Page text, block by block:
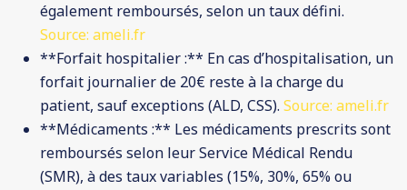
également remboursés, selon un taux défini.
Source: ameli.fr
**Forfait hospitalier :** En cas d’hospitalisation, un
forfait journalier de 20€ reste à la charge du
patient, sauf exceptions (ALD, CSS). Source: ameli.fr
**Médicaments :** Les médicaments prescrits sont
remboursés selon leur Service Médical Rendu
(SMR), à des taux variables (15%, 30%, 65% ou